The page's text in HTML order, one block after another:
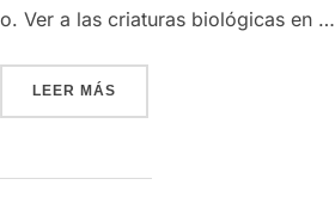
Ver a las criaturas biológicas en …
LEER MÁS